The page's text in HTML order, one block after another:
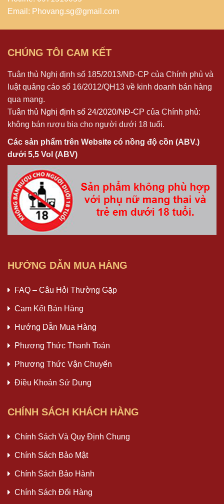
Email: Phovang.sg@gmail.com
CHÚNG TÔI CAM KẾT
Tuân thủ Nghị định số 185/2013/NĐ-CP của Chính phủ và
luật quảng cáo số 16/2012/QH13 về kinh doanh bán hàng
qua mạng.
Tuân thủ Nghị định số 24/2020/NĐ-CP của Chính phủ:
không bán rượu bia cho người dưới 18 tuổi.
Các sản phẩm trên Website có nồng độ cồn (ABV.)
dưới 5,5 Vol (ABV)
HƯỚNG DẪN MUA HÀNG
FAQ – Câu Hỏi Thường Gặp
Cam Kết Bán Hàng
Hướng Dẫn Mua Hàng
Phương Thức Thanh Toán
Phương Thức Vận Chuyển
Điều Khoản Sử Dụng
CHÍNH SÁCH KHÁCH HÀNG
Chính Sách Và Quy Định Chung
Chính Sách Bảo Mật
Chính Sách Bảo Hành
Chính Sách Đổi Hàng